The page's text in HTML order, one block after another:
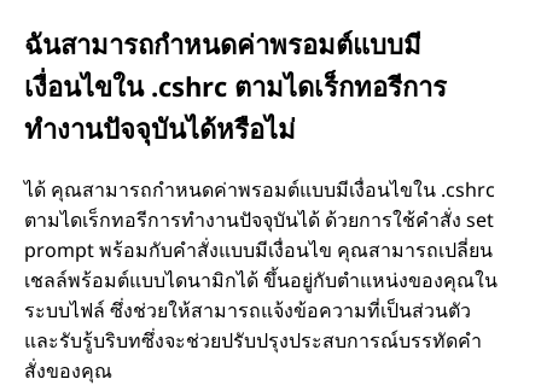
ฉันสามารถกำหนดค่าพรอมต์แบบมี
เงื่อนไขใน .cshrc ตามไดเร็กทอรีการ
ทำงานปัจจุบันได้หรือไม่
ได้ คุณสามารถกำหนดค่าพรอมต์แบบมีเงื่อนไขใน .cshrc
ตามไดเร็กทอรีการทำงานปัจจุบันได้ ด้วยการใช้คำสั่ง set
prompt พร้อมกับคำสั่งแบบมีเงื่อนไข คุณสามารถเปลี่ยน
เชลล์พร้อมต์แบบไดนามิกได้ ขึ้นอยู่กับตำแหน่งของคุณใน
ระบบไฟล์ ซึ่งช่วยให้สามารถแจ้งข้อความที่เป็นส่วนตัว
และรับรู้บริบทซึ่งจะช่วยปรับปรุงประสบการณ์บรรทัดคำ
สั่งของคุณ